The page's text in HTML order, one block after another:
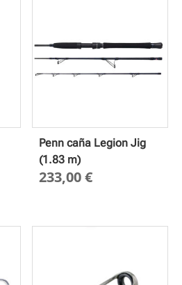
Penn caña Legion Jig
(1.83 m)
233,00€